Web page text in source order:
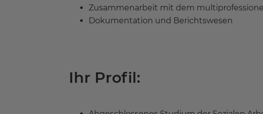
Zusammenarbeit mit dem
Dokumentation und Berichtswesen
Ihr Profil: